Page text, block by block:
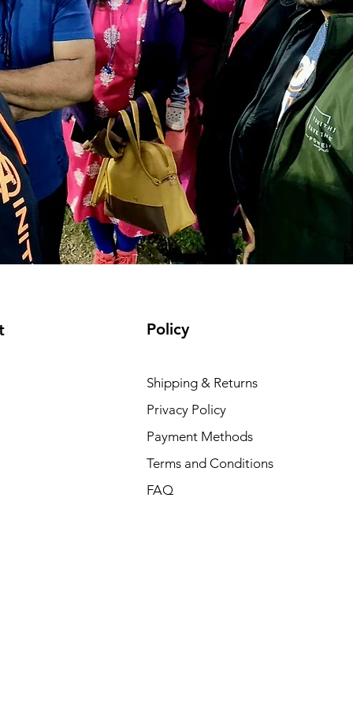
Policy
Shipping & Returns
Privacy Policy
Payment Methods
Terms and Conditions
FAQ